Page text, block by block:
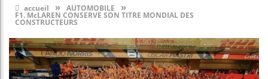
accueil » AUTOMOBILE »
F1. McLAREN CONSERVE SON TITRE MONDIAL DES
CONSTRUCTEURS